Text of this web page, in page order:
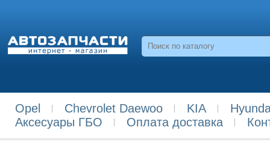
Opel Chevrolet Daewoo KIA
Аксесуары ГБО
Оплата доставка